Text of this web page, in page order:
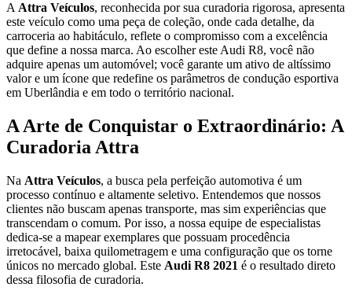
A Attra Veículos, reconhecida por sua curadoria rigorosa, apresenta
este veículo como uma peça de coleção, onde cada detalhe, da
carroceria ao habitáculo, reflete o compromisso com a excelência
que define a nossa marca. Ao escolher este Audi R8, você não
adquire apenas um automóvel; você garante um ativo de altíssimo
valor e um ícone que redefine os parâmetros de condução esportiva
em Uberlândia e em todo o território nacional.
A Arte de Conquistar o Extraordinário: A
Curadoria Attra
Na Attra Veículos, a busca pela perfeição automotiva é um
processo contínuo e altamente seletivo. Entendemos que nossos
clientes não buscam apenas transporte, mas sim experiências que
transcendam o comum. Por isso, a nossa equipe de especialistas
dedica-se a mapear exemplares que possuam procedência
irretocável, baixa quilometragem e uma configuração que os torne
únicos no mercado global. Este Audi R8 2021 é o resultado direto
dessa filosofia de curadoria.